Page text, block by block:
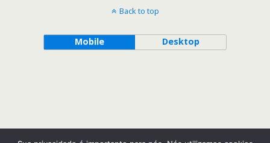
Back to top
Mobile Desktop